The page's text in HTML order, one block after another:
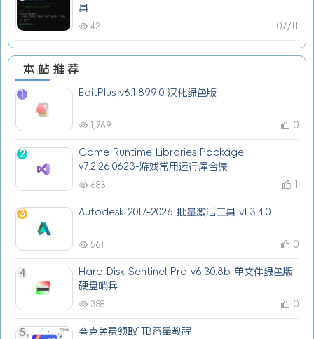
具
07/11
42
本站推荐
EditPlus v6.1.899.0 汉化绿色版
1,769 0
2
Game Runtime Libraries Package
v7.2.26.0623-游戏常用运行库合集
683
3 Autodesk 2017-2026 批量激活工具 v1.3.4.0
561 0
4
Hard Disk Sentinel Pro v6.30.8b 单文件绿色版-
硬盘哨兵
388 0
5 夸克免费领取1TB容量教程